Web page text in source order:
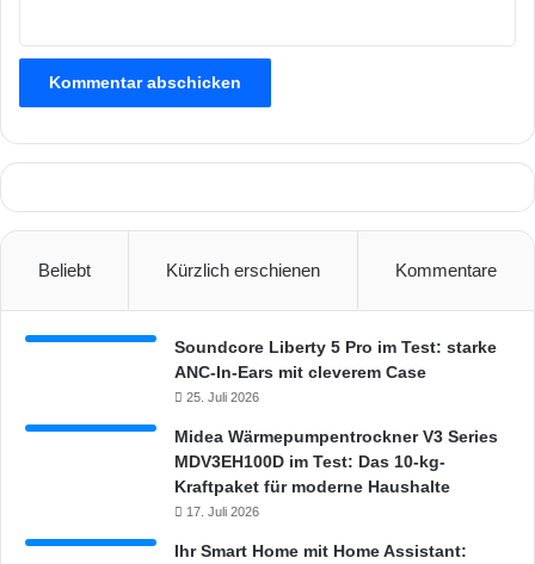
l
a
Beliebt Kürzlich erschienen Kommentare
Soundcore Liberty 5 Pro im Test: starke
ANC-In-Ears mit cleverem Case
25. Juli 2026
Midea Wärmepumpentrockner V3 Series
MDV3EH100D im Test: Das 10-kg-
Kraftpaket für moderne Haushalte
17. Juli 2026
Ihr Smart Home mit Home Assistant: